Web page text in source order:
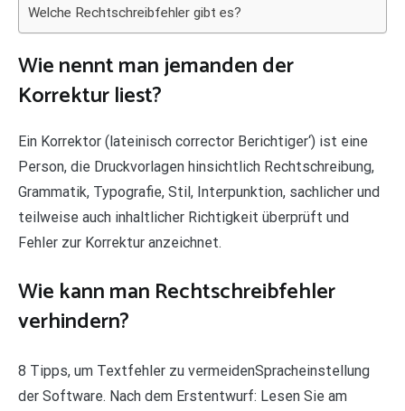
Welche Rechtschreibfehler gibt es?
Wie nennt man jemanden der
Korrektur liest?
Ein Korrektor (lateinisch corrector Berichtiger‘) ist eine
Person, die Druckvorlagen hinsichtlich Rechtschreibung,
Grammatik, Typografie, Stil, Interpunktion, sachlicher und
teilweise auch inhaltlicher Richtigkeit überprüft und
Fehler zur Korrektur anzeichnet.
Wie kann man Rechtschreibfehler
verhindern?
8 Tipps, um Textfehler zu vermeidenSpracheinstellung
der Software. Nach dem Erstentwurf: Lesen Sie am